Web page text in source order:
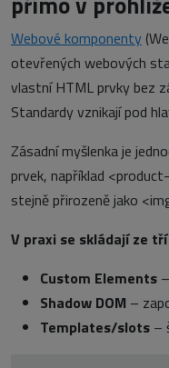
Webové komponenty
otevřených webových
vlastní HTML prvky bez
Standardy vznikají pod
Zásadní myšlenka je
prvek, například
stejně přirozeně jako
V praxi se skládají ze
Custom Elements
Shadow DOM –
Templates/slots –